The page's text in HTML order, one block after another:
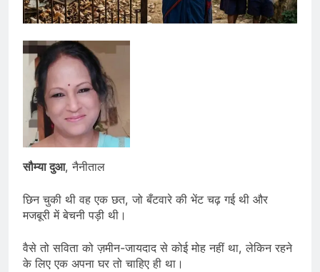
सौम्या दुआ, नैनीताल
छिन चुकी थी वह एक छत, जो बँटवारे की भेंट चढ़ गई थी और
मजबूरी में बेचनी पड़ी थी।
वैसे तो सविता को ज़मीन-जायदाद से कोई मोह नहीं था, लेकिन रहने
के लिए एक अपना घर तो चाहिए ही था।